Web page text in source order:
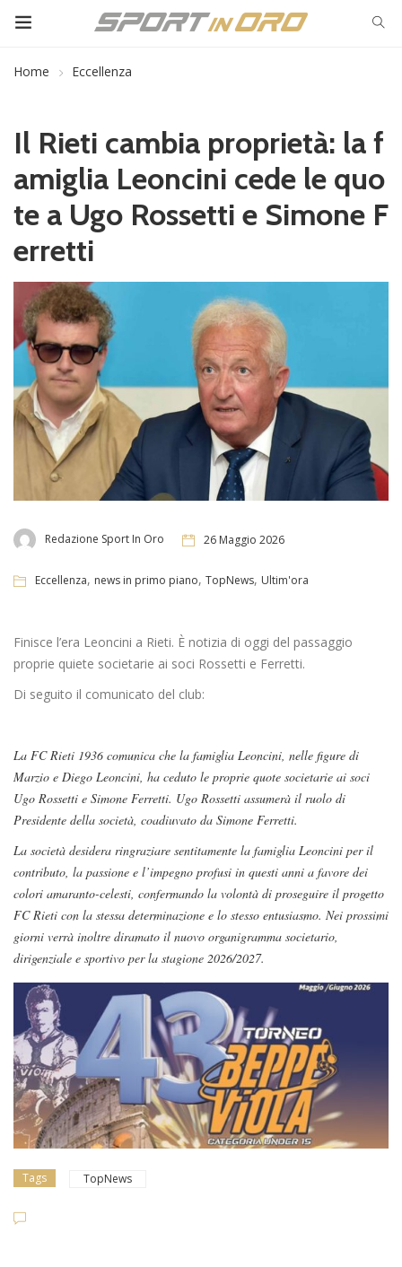
Home Eccellenza
Il Rieti cambia proprietà: la f
amiglia Leoncini cede le quo
te a Ugo Rossetti e Simone F
erretti
Redazione Sport In Oro 26 Maggio 2026
Eccellenza, news in primo piano, TopNews, Ultim'ora
Finisce l’era Leoncini a Rieti. È notizia di oggi del passaggio
proprie quiete societarie ai soci Rossetti e Ferretti.
Di seguito il comunicato del club:
La FC Rieti 1936 comunica che la famiglia Leoncini, nelle figure di
Marzio e Diego Leoncini, ha ceduto le proprie quote societarie ai soci
Ugo Rossetti e Simone Ferretti. Ugo Rossetti assumerà il ruolo di
Presidente della società, coadiuvato da Simone Ferretti.
La società desidera ringraziare sentitamente la famiglia Leoncini per il
contributo, la passione e l’impegno profusi in questi anni a favore dei
colori amaranto-celesti, confermando la volontà di proseguire il progetto
FC Rieti con la stessa determinazione e lo stesso entusiasmo. Nei prossimi
giorni verrà inoltre diramato il nuovo organigramma societario,
dirigenziale e sportivo per la stagione 2026/2027.
Tags TopNews